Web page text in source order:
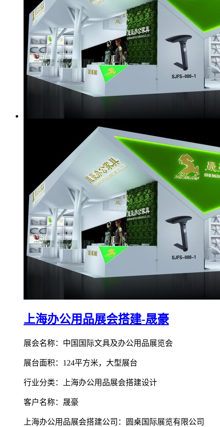
上海办公用品展会搭建-晟豪
展会名称：中国国际文具及办公用品展览会
展台面积：124平方米，大型展台
行业分类：上海办公用品展会搭建设计
客户名称：晟豪
上海办公用品展会搭建公司：圆桌国际展览有限公司